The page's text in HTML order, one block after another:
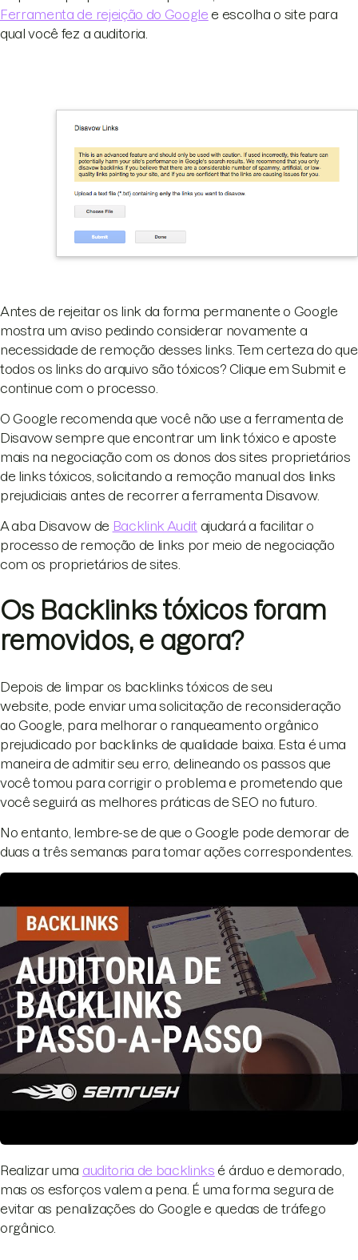
Ferramenta de rejeição do Google e escolha o site para
qual você fez a auditoria.
Antes de rejeitar os link da forma permanente o Google
mostra um aviso pedindo considerar novamente a
necessidade de remoção desses links. Tem certeza do que
todos os links do arquivo são tóxicos? Clique em Submit e
continue com o processo.
O Google recomenda que você não use a ferramenta de
Disavow sempre que encontrar um link tóxico e aposte
mais na negociação com os donos dos sites proprietários
de links tóxicos, solicitando a remoção manual dos links
prejudiciais antes de recorrer a ferramenta Disavow.
A aba Disavow de Backlink Audit ajudará a facilitar o
processo de remoção de links por meio de negociação
com os proprietários de sites.
Os Backlinks tóxicos foram
removidos, e agora?
Depois de limpar os backlinks tóxicos de seu
website, pode enviar uma solicitação de reconsideração
ao Google, para melhorar o ranqueamento orgânico
prejudicado por backlinks de qualidade baixa. Esta é uma
maneira de admitir seu erro, delineando os passos que
você tomou para corrigir o problema e prometendo que
você seguirá as melhores práticas de SEO no futuro.
No entanto, lembre-se de que o Google pode demorar de
duas a três semanas para tomar ações correspondentes.
Realizar uma auditoria de backlinks é árduo e demorado,
mas os esforços valem a pena. É uma forma segura de
evitar as penalizações do Google e quedas de tráfego
orgânico.